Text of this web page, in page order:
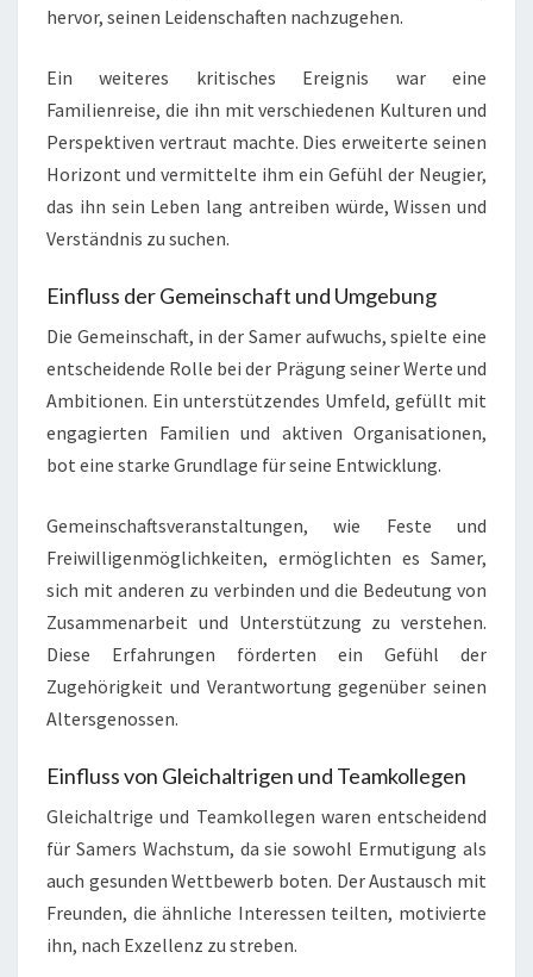
hervor, seinen Leidenschaften nachzugehen.
Ein weiteres kritisches Ereignis war eine
Familienreise, die ihn mit verschiedenen Kulturen und
Perspektiven vertraut machte. Dies erweiterte seinen
Horizont und vermittelte ihm ein Gefühl der Neugier,
das ihn sein Leben lang antreiben würde, Wissen und
Verständnis zu suchen.
Einfluss der Gemeinschaft und Umgebung
Die Gemeinschaft, in der Samer aufwuchs, spielte eine
entscheidende Rolle bei der Prägung seiner Werte und
Ambitionen. Ein unterstützendes Umfeld, gefüllt mit
engagierten Familien und aktiven Organisationen,
bot eine starke Grundlage für seine Entwicklung.
Gemeinschaftsveranstaltungen, wie Feste und
Freiwilligenmöglichkeiten, ermöglichten es Samer,
sich mit anderen zu verbinden und die Bedeutung von
Zusammenarbeit und Unterstützung zu verstehen.
Diese Erfahrungen förderten ein Gefühl der
Zugehörigkeit und Verantwortung gegenüber seinen
Altersgenossen.
Einfluss von Gleichaltrigen und Teamkollegen
Gleichaltrige und Teamkollegen waren entscheidend
für Samers Wachstum, da sie sowohl Ermutigung als
auch gesunden Wettbewerb boten. Der Austausch mit
Freunden, die ähnliche Interessen teilten, motivierte
ihn, nach Exzellenz zu streben.